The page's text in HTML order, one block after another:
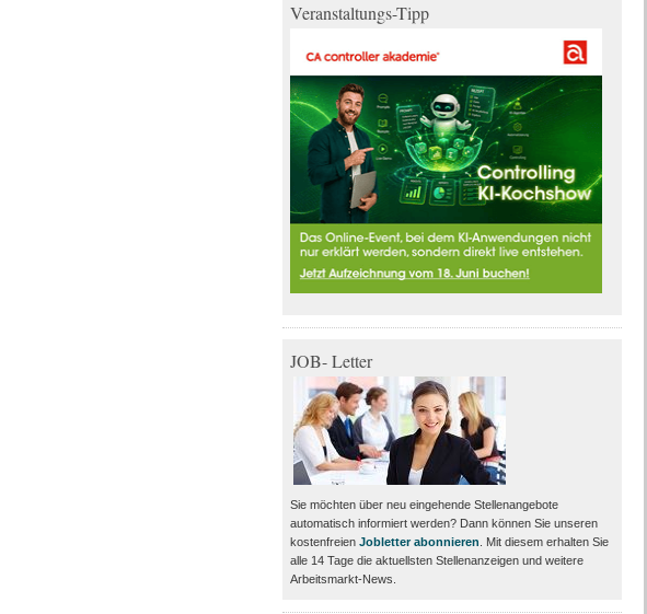
Veranstaltungs-Tipp
JOB- Letter
Sie möchten über neu eingehende Stellenangebote
automatisch informiert werden? Dann können Sie unseren
kostenfreien Jobletter abonnieren . Mit diesem erhalten Sie
alle 14 Tage die aktuellsten Stellenanzeigen und weitere
Arbeitsmarkt-News.